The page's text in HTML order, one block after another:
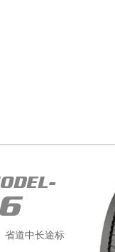
省道中长途标